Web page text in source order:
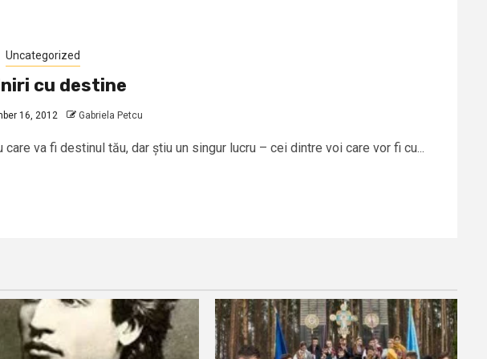
Uncategorized
cu destine
16, 2012 Gabriela Petcu
care va fi destinul tău, dar știu un singur lucru – cei dintre voi care vor fi cu...